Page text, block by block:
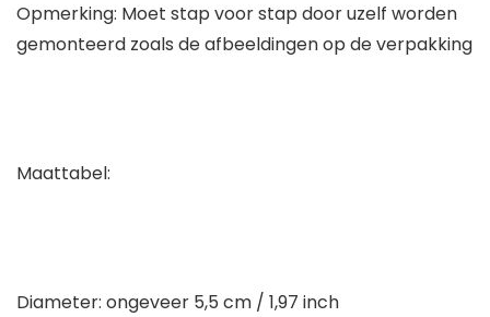
Opmerking: Moet stap voor stap door uzelf worden
gemonteerd zoals de afbeeldingen op de verpakking
Maattabel:
Diameter: ongeveer 5,5 cm / 1,97 inch